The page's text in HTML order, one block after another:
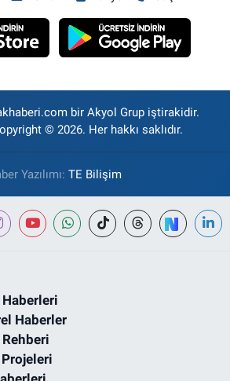
bir Akyol Grup iştirakidir.
© 2026. Her hakkı saklıdır.
Yazılımı: TE Bilişim
Haberler